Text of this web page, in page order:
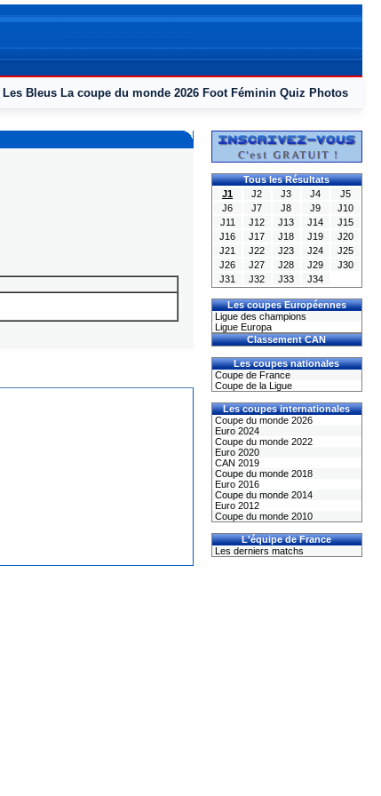
Les Bleus La coupe du monde 2026 Foot Féminin Quiz Photos
Tous les Résultats
J1
J2 J3 J4
J5
J6
J7 J8 J9
J10
J11
J12 J13 J14
J15
J16
J17 J18 J19
J20
J21
J22 J23 J24
J25
J26
J27 J28 J29
J30
J31
J32 J33 J34
Les coupes Européennes
Ligue des champions
Ligue Europa
Classement CAN
Les coupes nationales
Coupe de France
Coupe de la Ligue
Les coupes internationales
Coupe du monde 2026
Euro 2024
Coupe du monde 2022
Euro 2020
CAN 2019
Coupe du monde 2018
Euro 2016
Coupe du monde 2014
Euro 2012
Coupe du monde 2010
L'équipe de France
Les derniers matchs